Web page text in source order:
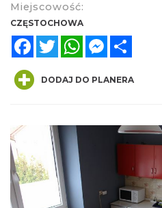
Miejscowość:
CZĘSTOCHOWA
FacebookTwitterWhatsAppMessenger
DODAJ DO PLANERA